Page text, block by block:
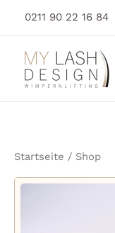
0211 90 22 16 84
Startseite / Shop